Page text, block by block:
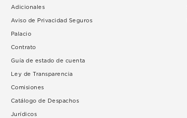
Adicionales
Aviso de Privacidad Seguros
Palacio
Contrato
Guía de estado de cuenta
Ley de Transparencia
Comisiones
Catálogo de Despachos
Jurídicos